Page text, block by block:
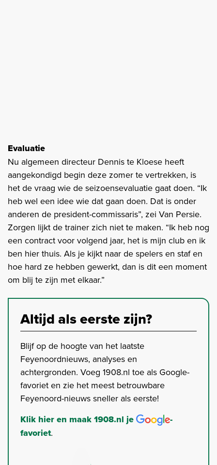
Evaluatie
Nu algemeen directeur Dennis te Kloese heeft
aangekondigd begin deze zomer te vertrekken, is
het de vraag wie de seizoensevaluatie gaat doen. “Ik
heb wel een idee wie dat gaan doen. Dat is onder
anderen de president-commissaris”, zei Van Persie.
Zorgen lijkt de trainer zich niet te maken. “Ik heb nog
een contract voor volgend jaar, het is mijn club en ik
ben hier thuis. Als je kijkt naar de spelers en staf en
hoe hard ze hebben gewerkt, dan is dit een moment
om blij te zijn met elkaar.”
Altijd als eerste zijn?
Blijf op de hoogte van het laatste
Feyenoordnieuws, analyses en
achtergronden. Voeg 1908.nl toe als Google-
favoriet en zie het meest betrouwbare
Feyenoord-nieuws sneller als eerste!
Klik hier en maak 1908.nl je
-
favoriet.